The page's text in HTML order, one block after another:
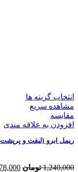
انتخاب گزینه ها
مشاهده سریع
مقایسه
افزودن به علاقه مندی
ریمل ابرو (لیفت و
1,240,000 تومان قیمت